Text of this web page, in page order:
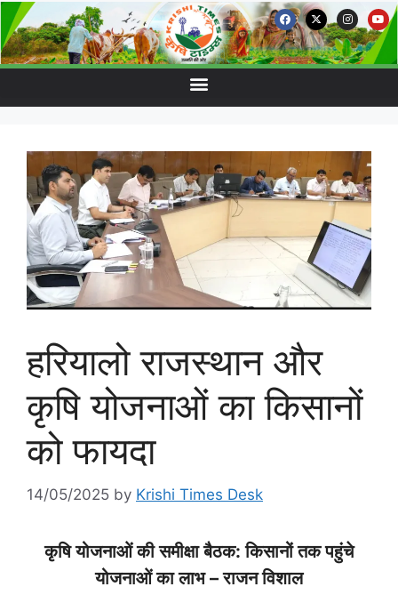
हरियालो राजस्थान और
कृषि योजनाओं का किसानों
को फायदा
14/05/2025 by Krishi Times Desk
कृषि योजनाओं की समीक्षा बैठक: किसानों तक पहुंचे
योजनाओं का लाभ – राजन विशाल